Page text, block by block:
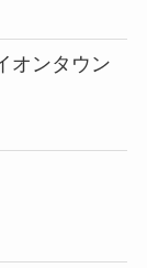
オンタウン